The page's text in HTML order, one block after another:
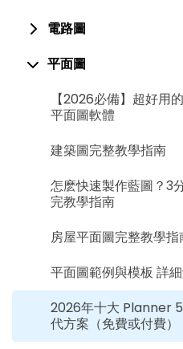
電路圖
平面圖
【2026必備】超好用
平面圖軟體
建築圖完整教學指南
怎麽快速製作藍圖？3
完教學指南
房屋平面圖完整教學指
平面圖範例與模板 詳
2026年十大 Planner
代方案（免費或付費）